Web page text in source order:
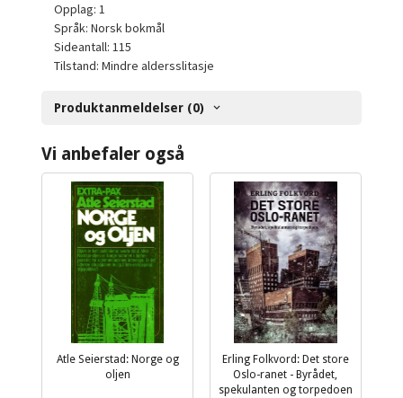
Opplag: 1
Språk: Norsk bokmål
Sideantall: 115
Tilstand: Mindre aldersslitasje
Produktanmeldelser (0)
Vi anbefaler også
Atle Seierstad: Norge og
oljen
Erling Folkvord: Det store
Oslo-ranet - Byrådet,
spekulanten og torpedoen